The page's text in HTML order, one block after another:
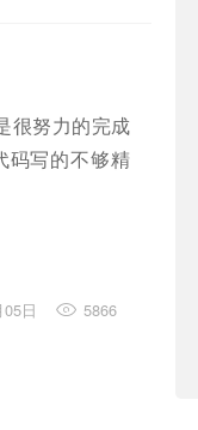
很努力的完成
码写的不够精
日 5866